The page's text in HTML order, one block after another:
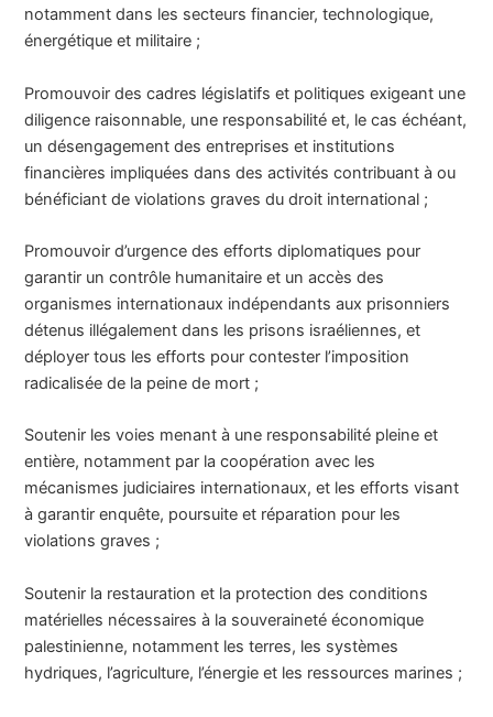
notamment dans les secteurs financier, technologique,
énergétique et militaire ;
Promouvoir des cadres législatifs et politiques exigeant une
diligence raisonnable, une responsabilité et, le cas échéant,
un désengagement des entreprises et institutions
financières impliquées dans des activités contribuant à ou
bénéficiant de violations graves du droit international ;
Promouvoir d’urgence des efforts diplomatiques pour
garantir un contrôle humanitaire et un accès des
organismes internationaux indépendants aux prisonniers
détenus illégalement dans les prisons israéliennes, et
déployer tous les efforts pour contester l’imposition
radicalisée de la peine de mort ;
Soutenir les voies menant à une responsabilité pleine et
entière, notamment par la coopération avec les
mécanismes judiciaires internationaux, et les efforts visant
à garantir enquête, poursuite et réparation pour les
violations graves ;
Soutenir la restauration et la protection des conditions
matérielles nécessaires à la souveraineté économique
palestinienne, notamment les terres, les systèmes
hydriques, l’agriculture, l’énergie et les ressources marines ;